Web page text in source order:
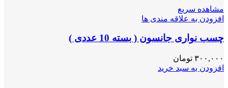
مشاهده سریع
افزودن به علاقه مندی ها
چسب نواری جانسون ( بسته 10 عددی )
۳۰۰,۰۰۰ تومان
افزودن به سبد خرید